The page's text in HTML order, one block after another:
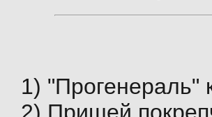
1) "Прогенераль"